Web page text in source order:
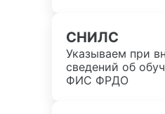
СНИЛС
Указываем при
сведений об
ФИС ФРДО